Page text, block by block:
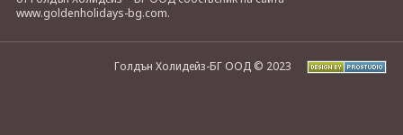
www.goldenholidays-bg.com.
Голдън Холидейз-БГ ООД © 2023